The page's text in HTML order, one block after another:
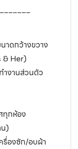
ดกว้างขวาง
& Her)
ำงานส่วนตัว
ทุกห้อง
)
รื่องซัก/อบผ้า